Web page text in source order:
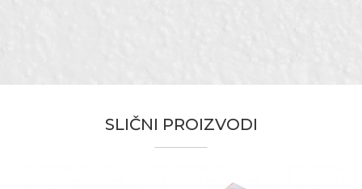
Beorol
SLIČNI PROIZVODI